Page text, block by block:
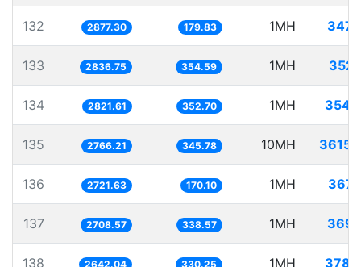
132 2877.30 179.83 1MH
133 2836.75 354.59 1MH
134 2821.61 352.70 1MH
135 2766.21 345.78 10MH
136 2721.63 170.10 1MH
137 2708.57 338.57 1MH
138 2642.04 330.25 1MH